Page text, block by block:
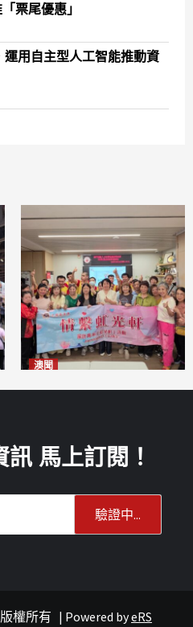
票尾優惠」
用自主型人工智能推動資
澳聞
馬上訂閱！
權所有 | Powered byeRS